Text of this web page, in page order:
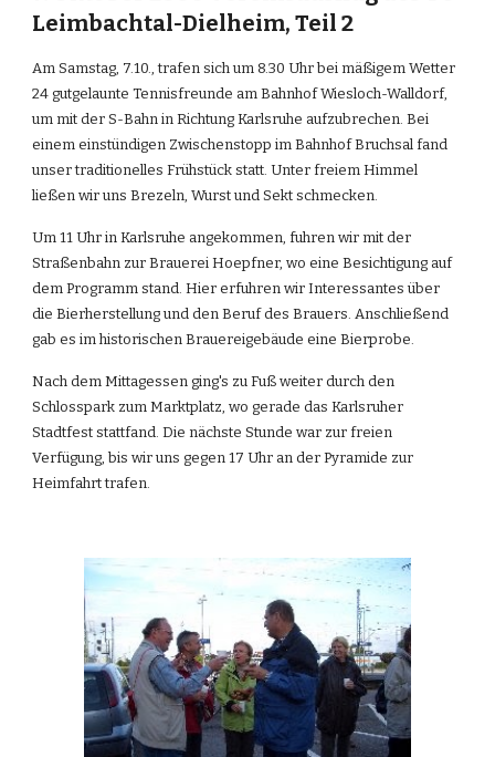
Leimbachtal-Dielheim, Teil 2
Am Samstag, 7.10., trafen sich um 8.30 Uhr bei mäßigem Wetter
24 gutgelaunte Tennisfreunde am Bahnhof Wiesloch-Walldorf,
um mit der S-Bahn in Richtung Karlsruhe aufzubrechen. Bei
einem einstündigen Zwischenstopp im Bahnhof Bruchsal fand
unser traditionelles Frühstück statt. Unter freiem Himmel
ließen wir uns Brezeln, Wurst und Sekt schmecken.
Um 11 Uhr in Karlsruhe angekommen, fuhren wir mit der
Straßenbahn zur Brauerei Hoepfner, wo eine Besichtigung auf
dem Programm stand. Hier erfuhren wir Interessantes über
die Bierherstellung und den Beruf des Brauers. Anschließend
gab es im historischen Brauereigebäude eine Bierprobe.
Nach dem Mittagessen ging's zu Fuß weiter durch den
Schlosspark zum Marktplatz, wo gerade das Karlsruher
Stadtfest stattfand. Die nächste Stunde war zur freien
Verfügung, bis wir uns gegen 17 Uhr an der Pyramide zur
Heimfahrt trafen.